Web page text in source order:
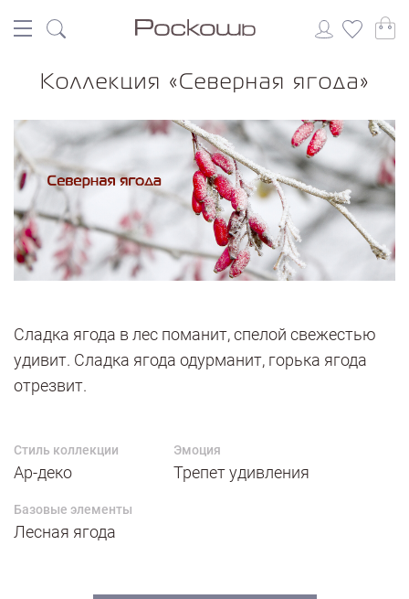
Коллекция «Северная ягода»
Сладка ягода в лес поманит, спелой свежестью
удивит. Сладка ягода одурманит, горька ягода
отрезвит.
Стиль коллекции
Ар-деко
Эмоция
Трепет удивления
Базовые элементы
Лесная ягода